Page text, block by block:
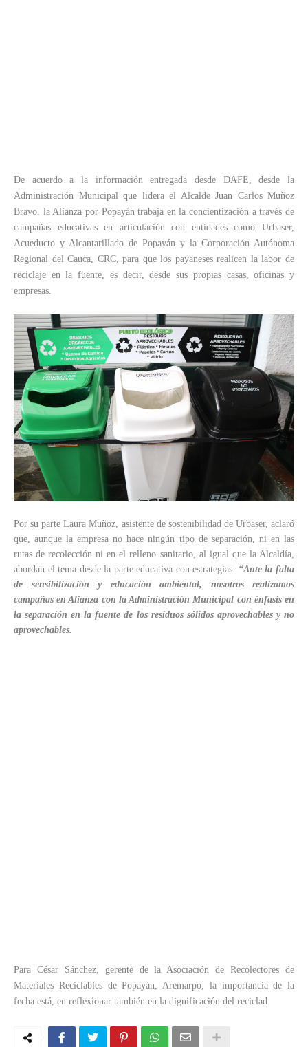
De acuerdo a la información entregada desde DAFE, desde la
Administración Municipal que lidera el Alcalde Juan Carlos Muñoz
Bravo, la Alianza por Popayán trabaja en la concientización a través de
campañas educativas en articulación con entidades como Urbaser,
Acueducto y Alcantarillado de Popayán y la Corporación Autónoma
Regional del Cauca, CRC, para que los payaneses realicen la labor de
reciclaje en la fuente, es decir, desde sus propias casas, oficinas y
empresas.
Por su parte Laura Muñoz, asistente de sostenibilidad de Urbaser, aclaró
que, aunque la empresa no hace ningún tipo de separación, ni en las
rutas de recolección ni en el relleno sanitario, al igual que la Alcaldía,
abordan el tema desde la parte educativa con estrategias. “Ante la falta
de sensibilización y educación ambiental, nosotros realizamos
campañas en Alianza con la Administración Municipal con énfasis en
la separación en la fuente de los residuos sólidos aprovechables y no
aprovechables.
Para César Sánchez, gerente de la Asociación de Recolectores de
Materiales Reciclables de Popayán, Aremarpo, la importancia de la
fecha está, en reflexionar también en la dignificación del reciclad